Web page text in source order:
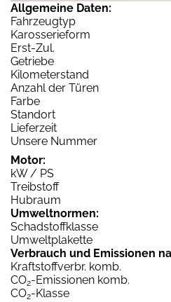
Allgemeine Daten:
Fahrzeugtyp
Karosserieform
Erst-Zul.
Getriebe
Kilometerstand
Anzahl der Türen
Farbe
Standort
Lieferzeit
Unsere Nummer
Motor:
kW / PS
Treibstoff
Hubraum
Umweltnormen:
Schadstoffklasse
Umweltplakette
Verbrauch und Emissionen
Kraftstoffverbr. komb.
CO2-Emissionen komb.
CO2-Klasse